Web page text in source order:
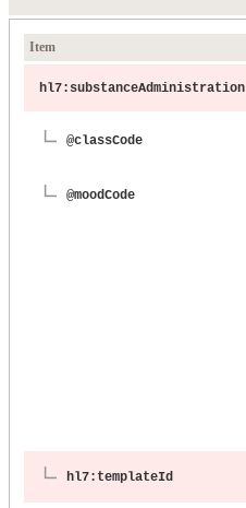
Item
hl7:substanceAdministration
@classCode
@moodCode
hl7:templateId